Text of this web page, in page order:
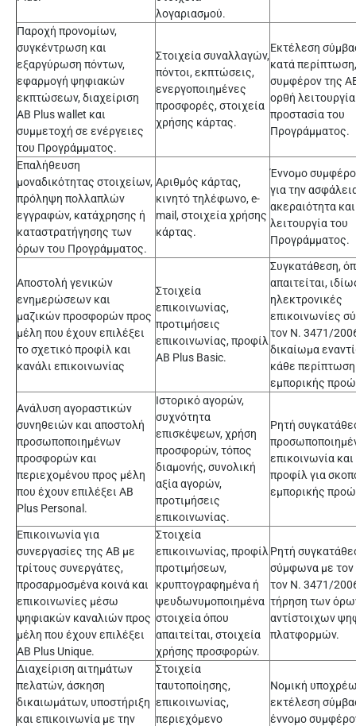
λογαριασμού.
Παροχή προνομίων,
συγκέντρωση και
εξαργύρωση πόντων,
εφαρμογή ψηφιακών
εκπτώσεων, διαχείριση
AB Plus wallet και
συμμετοχή σε ενέργειες
του Προγράμματος.
Στοιχεία συναλλαγών,
πόντοι, εκπτώσεις,
ενεργοποιημένες
προσφορές, στοιχεία
χρήσης κάρτας.
Εκτέλεση
κατά
συμφέρον της
ορθή
προστασία του
Προγράμματος.
Επαλήθευση
μοναδικότητας στοιχείων,
πρόληψη πολλαπλών
εγγραφών, κατάχρησης ή
καταστρατήγησης των
όρων του Προγράμματος.
Αριθμός κάρτας,
κινητό τηλέφωνο, e-
mail, στοιχεία χρήσης
κάρτας.
Έννομο
για την
ακεραιότητα
λειτουργία του
Προγράμματος.
Αποστολή γενικών
ενημερώσεων και
μαζικών προσφορών προς
μέλη που έχουν επιλέξει
το σχετικό προφίλ και
κανάλι επικοινωνίας
Στοιχεία
επικοινωνίας,
προτιμήσεις
επικοινωνίας, προφίλ
AB Plus Basic.
Συγκατάθεση,
απαιτείται,
ηλεκτρονικές
επικοινωνίες
τον Ν. 3471/
δικαίωμα
κάθε
εμπορικής
Ανάλυση αγοραστικών
συνηθειών και αποστολή
προσωποποιημένων
προσφορών και
περιεχομένου προς μέλη
που έχουν επιλέξει AB
Plus Personal.
Ιστορικό αγορών,
συχνότητα
επισκέψεων, χρήση
προσφορών, τόπος
διαμονής, συνολική
αξία αγορών,
προτιμήσεις
επικοινωνίας.
Ρητή
επικοινωνία
προφίλ για
εμπορικής
Επικοινωνία για
συνεργασίες της ΑΒ με
τρίτους συνεργάτες,
προσαρμοσμένα κοινά και
επικοινωνίες μέσω
ψηφιακών καναλιών προς
μέλη που έχουν επιλέξει
AB Plus Unique.
Στοιχεία
επικοινωνίας, προφίλ
προτιμήσεων,
κρυπτογραφημένα ή
ψευδωνυμοποιημένα
στοιχεία όπου
απαιτείται, στοιχεία
χρήσης προσφορών.
Ρητή
σύμφωνα με τον
τον Ν. 3471/
τήρηση των
αντίστοιχων
πλατφορμών.
Διαχείριση αιτημάτων
πελατών, άσκηση
δικαιωμάτων, υποστήριξη
και επικοινωνία με την
Στοιχεία
ταυτοποίησης,
επικοινωνίας,
περιεχόμενο
Νομική
εκτέλεση
έννομο